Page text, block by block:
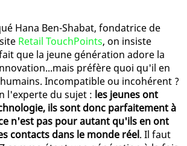
Hana Ben-Shabat, fondatrice de
Retail TouchPoints, on insiste
que la jeune génération adore la
préfère quoi qu'il en
Incompatible ou incohérent ?
l'experte du sujet : les jeunes ont
ils sont donc parfaitement à
n'est pas pour autant qu'ils en ont
contacts dans le monde réel. Il faut